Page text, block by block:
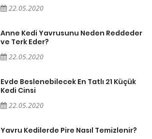
22.05.2020
Anne Kedi Yavrusunu Neden Reddeder
ve Terk Eder?
22.05.2020
Evde Beslenebilecek En Tatlı 21 Küçük
Kedi Cinsi
22.05.2020
Yavru Kedilerde Pire Nasıl Temizlenir?